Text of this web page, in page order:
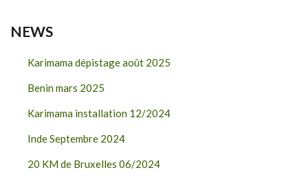
NEWS
Karimama dépistage août 2025
Benin mars 2025
Karimama installation 12/2024
Inde Septembre 2024
20 KM de Bruxelles 06/2024